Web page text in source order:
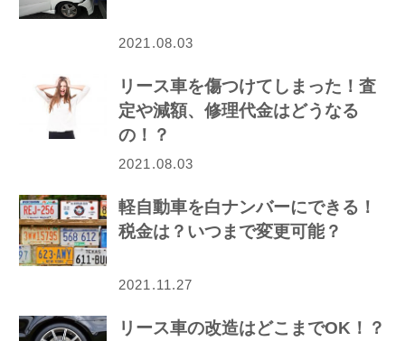
2021.08.03
リース車を傷つけてしまった！査
定や減額、修理代金はどうなる
の！？
2021.08.03
軽自動車を白ナンバーにできる！
税金は？いつまで変更可能？
2021.11.27
リース車の改造はどこまでOK！？